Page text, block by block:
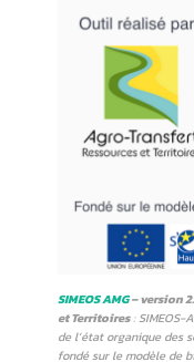
SIMEOS AMG– version
et Territoires: SIMEOS-
de l’état organique des
fondé sur le modèle de